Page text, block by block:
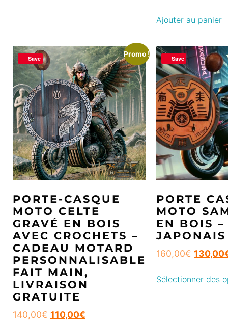
Ajouter au panier
Save
Promo !
PORTE-CASQUE
MOTO CELTE
GRAVÉ EN BOIS
AVEC CROCHETS –
CADEAU MOTARD
PERSONNALISABLE
FAIT MAIN,
LIVRAISON
GRATUITE
140,00€ 110,00€
Save
PORTE
MOTO
EN BOIS –
160,00€ 130,00
Sélectionner des